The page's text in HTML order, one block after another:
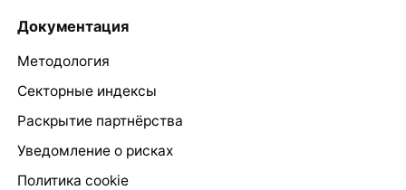
Документация
Методология
Секторные индексы
Раскрытие партнёрства
Уведомление о рисках
Политика cookie